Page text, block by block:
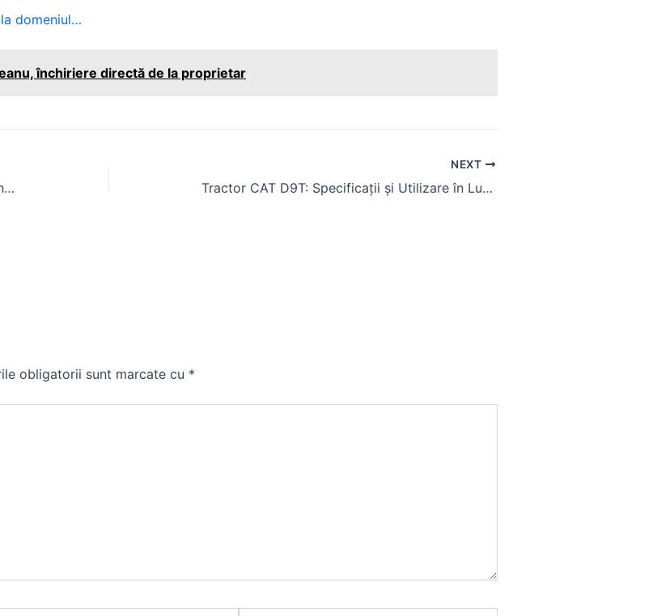
domeniul…
închiriere directă de la proprietar
Triciclu Electric Tuk Tuk OLX: Ghid pentru Achiziție în România
NEXT
Tractor CAT D9T: Specificații și Utilizare în Lucrări Grele
obligatorii sunt marcate cu *